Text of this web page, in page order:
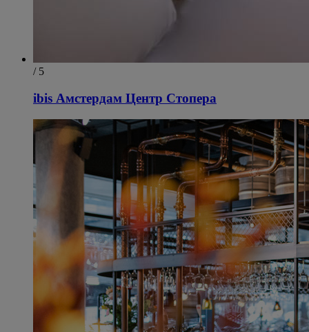
/ 5
ibis Амстердам Центр Стопера